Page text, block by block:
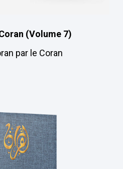
(Volume 7)
par le Coran